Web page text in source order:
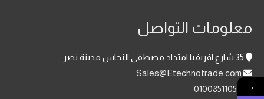
معلومات التواصل
01008511058
→